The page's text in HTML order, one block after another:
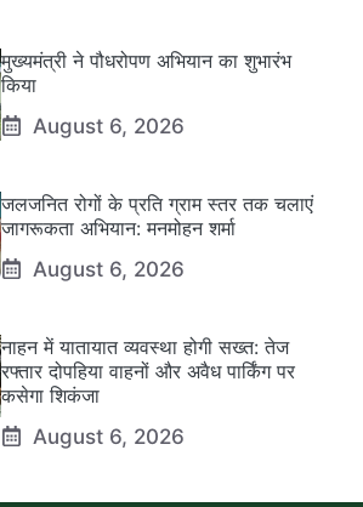
मुख्यमंत्री ने पौधरोपण अभियान का शुभारंभ
किया
August 6, 2026
जलजनित रोगों के प्रति ग्राम स्तर तक चलाएं
जागरूकता अभियान: मनमोहन शर्मा
August 6, 2026
नाहन में यातायात व्यवस्था होगी सख्त: तेज
रफ्तार दोपहिया वाहनों और अवैध पार्किंग पर
कसेगा शिकंजा
August 6, 2026